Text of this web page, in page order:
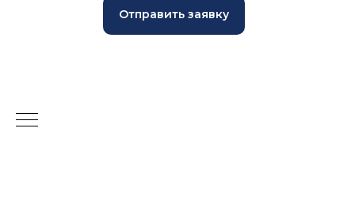
Отправить заявку